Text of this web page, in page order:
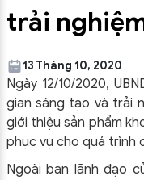
trải
13 Tháng 10, 2020
Ngày 12/10/2020,
gian sáng tạo và trải
giới thiệu sản phẩm
phục vụ cho quá trình
Ngoài ban lãnh đạo